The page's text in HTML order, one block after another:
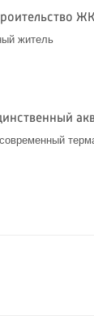
ЖК
житель